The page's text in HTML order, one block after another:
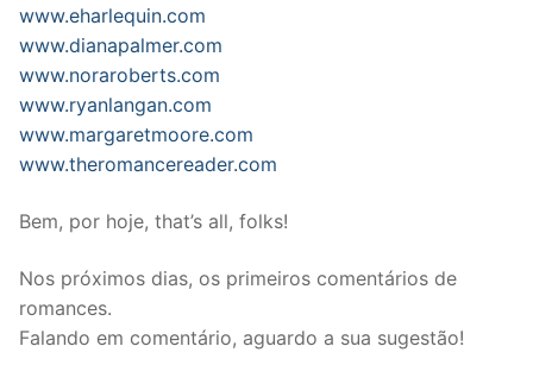
www.eharlequin.com
www.dianapalmer.com
www.noraroberts.com
www.ryanlangan.com
www.margaretmoore.com
www.theromancereader.com
Bem, por hoje, that’s all, folks!
Nos próximos dias, os primeiros comentários de
romances.
Falando em comentário, aguardo a sua sugestão!